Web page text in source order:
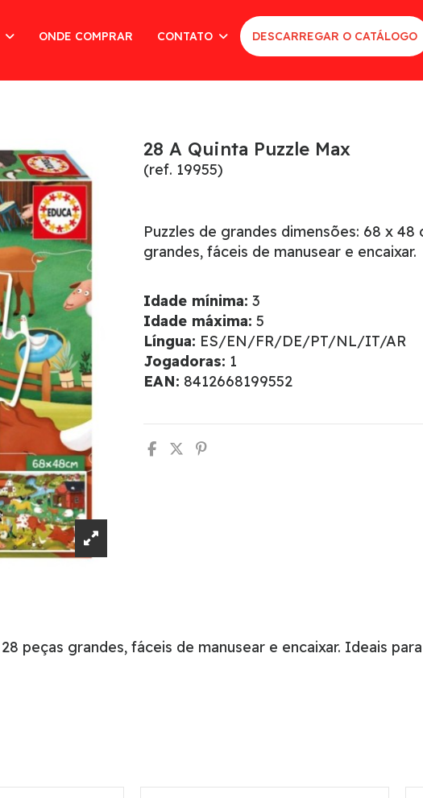
ONDE COMPRAR CONTATO DESCARREGAR O CATÁLOGO
28 A Quinta Puzzle Max
(ref. 19955)
Puzzles de grandes dimensões: 68 x
grandes, fáceis de manusear e encaixar.
Idade mínima: 3
Idade máxima: 5
Língua: ES/EN/FR/DE/PT/NL/IT/AR
Jogadoras: 1
EAN: 8412668199552
peças grandes, fáceis de manusear e encaixar. Ideais